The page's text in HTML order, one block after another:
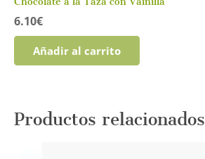
6.10€
Añadir al carrito
Productos relacionados